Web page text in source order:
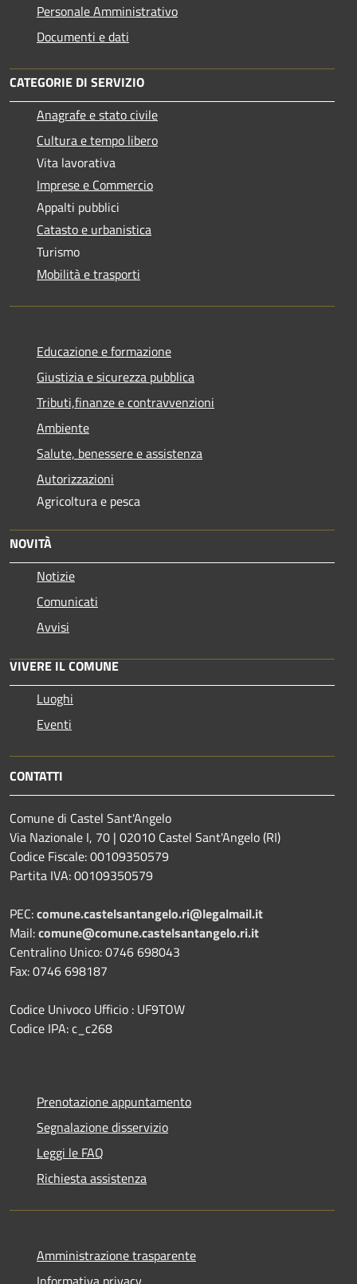
Personale Amministrativo
Documenti e dati
CATEGORIE DI SERVIZIO
Anagrafe e stato civile
Cultura e tempo libero
Vita lavorativa
Imprese e Commercio
Appalti pubblici
Catasto e urbanistica
Turismo
Mobilità e trasporti
Educazione e formazione
Giustizia e sicurezza pubblica
Tributi,finanze e contravvenzioni
Ambiente
Salute, benessere e assistenza
Autorizzazioni
Agricoltura e pesca
NOVITÀ
Notizie
Comunicati
Avvisi
VIVERE IL COMUNE
Luoghi
Eventi
CONTATTI
Comune di Castel Sant'Angelo
Via Nazionale I, 70 | 02010 Castel Sant'Angelo (RI)
Codice Fiscale: 00109350579
Partita IVA: 00109350579
PEC:comune.castelsantangelo.ri@legalmail.it
Mail:comune@comune.castelsantangelo.ri.it
Centralino Unico: 0746 698043
Fax: 0746 698187
Codice Univoco Ufficio : UF9TOW
Codice IPA: c_c268
Prenotazione appuntamento
Segnalazione disservizio
Leggi le FAQ
Richiesta assistenza
Amministrazione trasparente